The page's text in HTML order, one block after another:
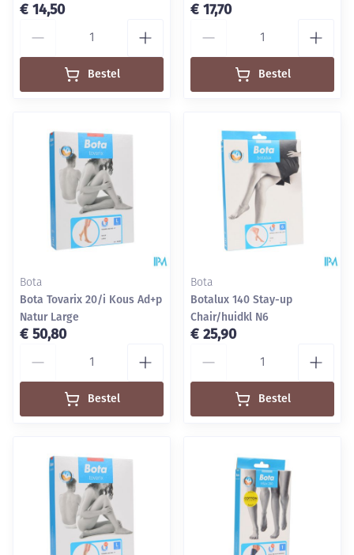
€ 14,50
Bestel
€ 17,70
Bestel
Bota
Bota Tovarix 20/i Kous Ad+p
Natur Large
€ 50,80
Bestel
Bota
Botalux 140 Stay-up
Chair/huidkl N6
€ 25,90
Bestel